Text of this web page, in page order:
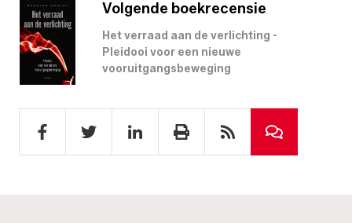
Volgende boekrecensie
Het verraad aan de verlichting -
Pleidooi voor een nieuwe
vooruitgangsbeweging